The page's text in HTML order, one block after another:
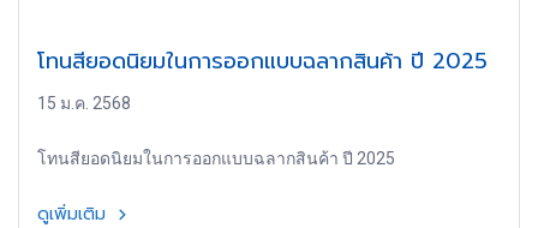
โทนสียอดนิยมในการออกแบบฉลากสินค้า ปี 2025
15 ม.ค. 2568
โทนสียอดนิยมในการออกแบบฉลากสินค้า ปี 2025
ดูเพิ่มเติม